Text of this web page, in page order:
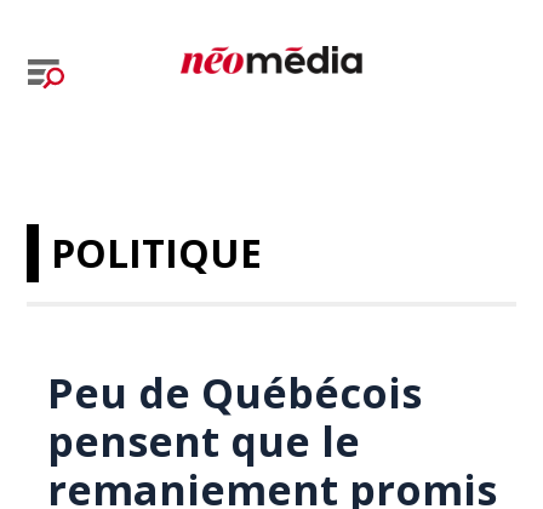
POLITIQUE
Peu de Québécois
pensent que le
remaniement promis